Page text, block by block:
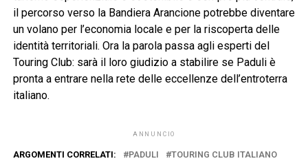
il percorso verso la Bandiera Arancione potrebbe diventare
un volano per l’economia locale e per la riscoperta delle
identità territoriali. Ora la parola passa agli esperti del
Touring Club: sarà il loro giudizio a stabilire se Paduli è
pronta a entrare nella rete delle eccellenze dell’entroterra
italiano.
ANNUNCIO
ARGOMENTI CORRELATI: PADULI TOURING CLUB ITALIANO